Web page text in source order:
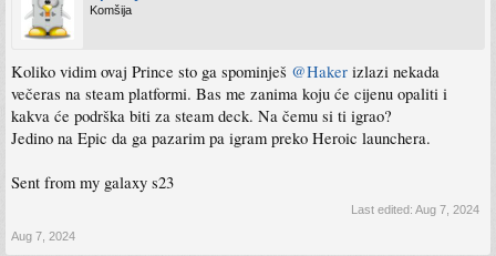
Komšija
Koliko vidim ovaj Prince sto ga spominješ @Haker izlazi nekada
večeras na steam platformi. Bas me zanima koju će cijenu opaliti i
kakva će podrška biti za steam deck. Na čemu si ti igrao?
Jedino na Epic da ga pazarim pa igram preko Heroic launchera.
Sent from my galaxy s23
Last edited: Aug 7, 2024
Aug 7, 2024